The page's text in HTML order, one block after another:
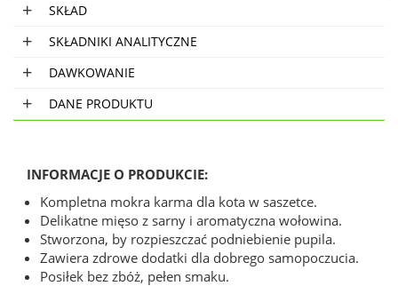
SKŁAD
SKŁADNIKI ANALITYCZNE
DAWKOWANIE
DANE PRODUKTU
INFORMACJE O PRODUKCIE:
Kompletna mokra karma dla kota w saszetce.
Delikatne mięso z sarny i aromatyczna wołowina.
Stworzona, by rozpieszczać podniebienie pupila.
Zawiera zdrowe dodatki dla dobrego samopoczucia.
Posiłek bez zbóż, pełen smaku.